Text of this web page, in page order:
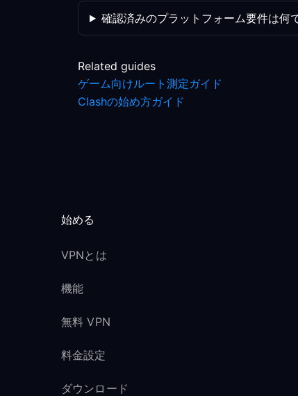
確認済みのプラットフォーム要件は何
Related guides
ゲーム向けルート測定ガイド
Clashの始め方ガイド
始める
VPNとは
機能
無料 VPN
料金設定
ダウンロード